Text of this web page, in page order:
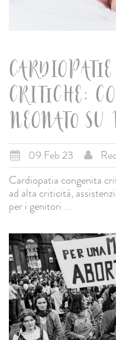
CRITICHE:
NEONATO SU
09 Feb 23
Cardiopatia congenita
ad alta criticità,
per i genitori ...